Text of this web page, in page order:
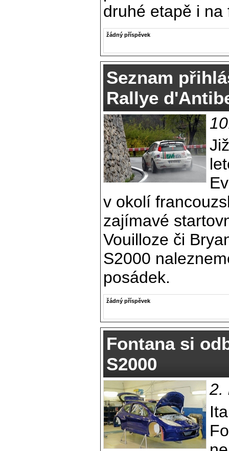
druhé etapě i
žádný příspěvek
Seznam
Rallye
v okolí
zajímavé
Vouilloze či
S2000
posádek.
žádný příspěvek
Fontana si
S2000
2.